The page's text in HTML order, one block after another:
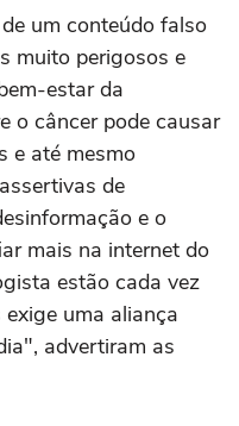
um conteúdo falso
muito perigosos e
estar da
o câncer pode causar
e até mesmo
de
e o
mais na internet do
estão cada vez
uma aliança
advertiram as